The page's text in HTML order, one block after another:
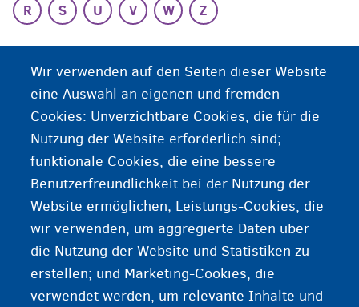
R
S U V W Z
Elektronische Karte für Ausländer
Wenn Sie nicht belgischer Staatsangehöriger sind
und ein Wohnrecht in Belgien haben, erhalten Sie
eine elektronische Identitätskarte für Ausländer.
Wir verwenden auf den Seiten dieser Website
eine Auswahl an eigenen und fremden
Cookies: Unverzichtbare Cookies, die für die
Nutzung der Website erforderlich sind;
funktionale Cookies, die eine bessere
Benutzerfreundlichkeit bei der Nutzung der
Website ermöglichen; Leistungs-Cookies, die
wir verwenden, um aggregierte Daten über
die Nutzung der Website und Statistiken zu
erstellen; und Marketing-Cookies, die
verwendet werden, um relevante Inhalte und